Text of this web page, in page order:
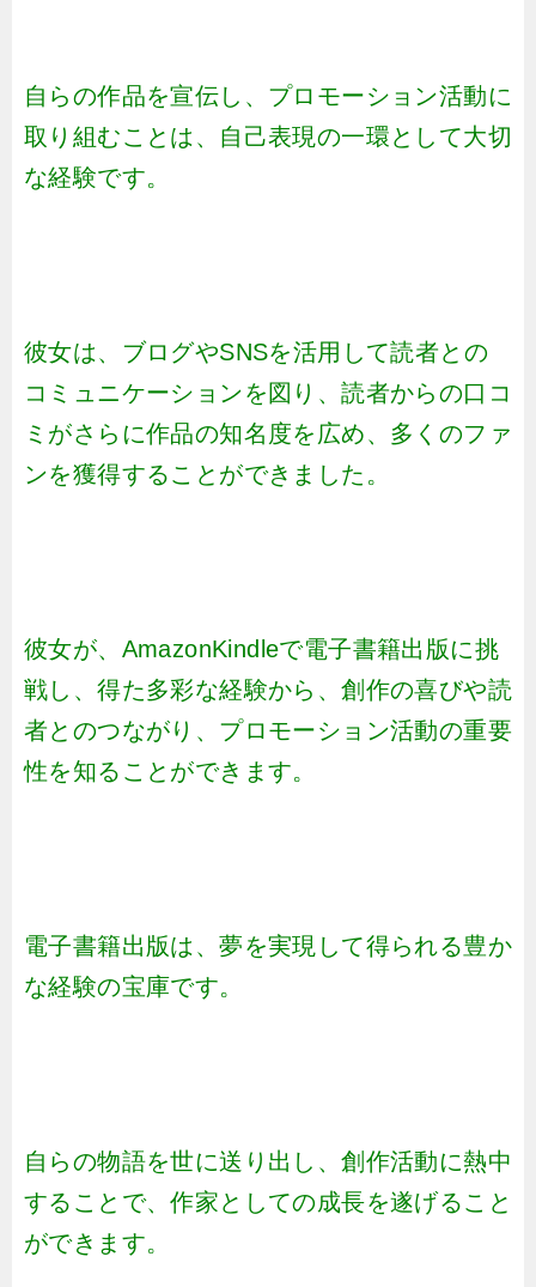
自らの作品を宣伝し、プロモーション活動に
取り組むことは、自己表現の一環として大切
な経験です。
彼女は、ブログやSNSを活用して読者との
コミュニケーションを図り、読者からの口コ
ミがさらに作品の知名度を広め、多くのファ
ンを獲得することができました。
彼女が、AmazonKindleで電子書籍出版に挑
戦し、得た多彩な経験から、創作の喜びや読
者とのつながり、プロモーション活動の重要
性を知ることができます。
電子書籍出版は、夢を実現して得られる豊か
な経験の宝庫です。
自らの物語を世に送り出し、創作活動に熱中
することで、作家としての成長を遂げること
ができます。